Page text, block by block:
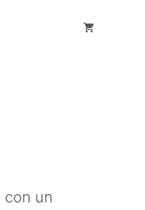
con un